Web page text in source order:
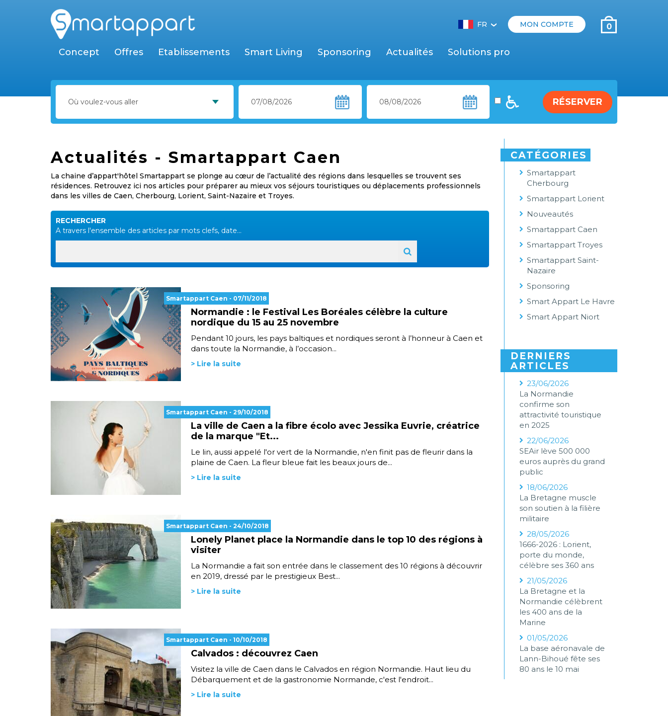
FR‹ MON COMPTE 0
Concept Offres Etablissements Smart Living Sponsoring Actualités Solutions pro
RÉSERVER
Actualités - Smartappart Caen
La chaine d’appart'hôtel Smartappart se plonge au cœur de l’actualité des régions dans lesquelles se trouvent ses
résidences. Retrouvez ici nos articles pour préparer au mieux vos séjours touristiques ou déplacements professionnels
dans les villes de Caen, Cherbourg, Lorient, Saint-Nazaire et Troyes.
RECHERCHER
A travers l'ensemble des articles par mots clefs, date...
Smartappart Caen - 07/11/2018
Normandie : le Festival Les Boréales célèbre la culture
nordique du 15 au 25 novembre
Pendant 10 jours, les pays baltiques et nordiques seront à l’honneur à Caen et
dans toute la Normandie, à l’occasion...
> Lire la suite
Smartappart Caen - 29/10/2018
La ville de Caen a la fibre écolo avec Jessika Euvrie, créatrice
de la marque "Et...
Le lin, aussi appelé l'or vert de la Normandie, n'en finit pas de fleurir dans la
plaine de Caen. La fleur bleue fait les beaux jours de...
> Lire la suite
Smartappart Caen - 24/10/2018
Lonely Planet place la Normandie dans le top 10 des régions à
visiter
La Normandie a fait son entrée dans le classement des 10 régions à découvrir
en 2019, dressé par le prestigieux Best...
> Lire la suite
Smartappart Caen - 10/10/2018
Calvados : découvrez Caen
Visitez la ville de Caen dans le Calvados en région Normandie. Haut lieu du
Débarquement et de la gastronomie Normande, c'est l'endroit...
> Lire la suite
CATÉGORIES
Smartappart
Cherbourg
Smartappart Lorient
Nouveautés
Smartappart Caen
Smartappart Troyes
Smartappart Saint-
Nazaire
Sponsoring
Smart Appart Le Havre
Smart Appart Niort
DERNIERS
ARTICLES
23/06/2026
La Normandie
confirme son
attractivité touristique
en 2025
22/06/2026
SEAir lève 500 000
euros auprès du grand
public
18/06/2026
La Bretagne muscle
son soutien à la filière
militaire
28/05/2026
1666-2026 : Lorient,
porte du monde,
célèbre ses 360 ans
21/05/2026
La Bretagne et la
Normandie célèbrent
les 400 ans de la
Marine
01/05/2026
La base aéronavale de
Lann-Bihoué fête ses
80 ans le 10 mai